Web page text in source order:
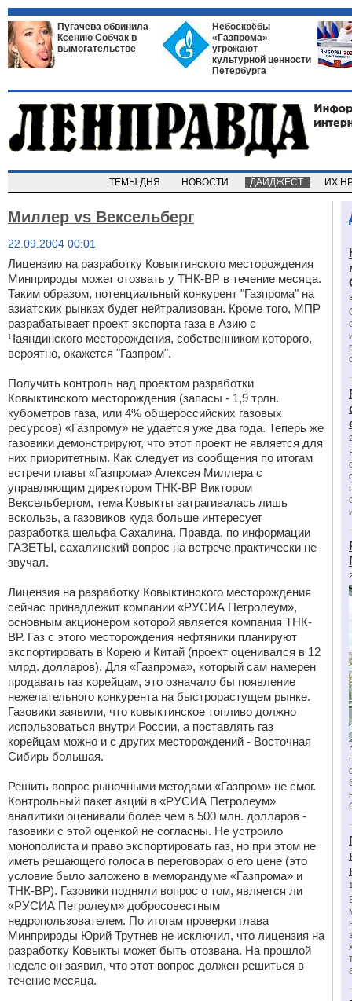
Пугачева обвинила
Ксению Собчак в
вымогательстве
Небоскрёбы
«Газпрома»
угрожают
культурной ценности
Петербурга
ТЕМЫ ДНЯ НОВОСТИ ДАЙДЖЕСТ ИХ
Миллер vs Вексельберг
22.09.2004 00:01
Лицензию на разработку Ковыктинского месторождения
Минприроды может отозвать у ТНК-ВР в течение месяца.
Таким образом, потенциальный конкурент "Газпрома" на
азиатских рынках будет нейтрализован. Кроме того, МПР
разрабатывает проект экспорта газа в Азию с
Чаяндинского месторождения, собственником которого,
вероятно, окажется "Газпром".
Получить контроль над проектом разработки
Ковыктинского месторождения (запасы - 1,9 трлн.
кубометров газа, или 4% общероссийских газовых
ресурсов) «Газпрому» не удается уже два года. Теперь же
газовики демонстрируют, что этот проект не является для
них приоритетным. Как следует из сообщения по итогам
встречи главы «Газпрома» Алексея Миллера с
управляющим директором ТНК-ВР Виктором
Вексельбергом, тема Ковыкты затрагивалась лишь
вскользь, а газовиков куда больше интересует
разработка шельфа Сахалина. Правда, по информации
ГАЗЕТЫ, сахалинский вопрос на встрече практически не
звучал.
Лицензия на разработку Ковыктинского месторождения
сейчас принадлежит компании «РУСИА Петролеум»,
основным акционером которой является компания ТНК-
ВР. Газ с этого месторождения нефтяники планируют
экспортировать в Корею и Китай (проект оценивался в 12
млрд. долларов). Для «Газпрома», который сам намерен
продавать газ корейцам, это означало бы появление
нежелательного конкурента на быстрорастущем рынке.
Газовики заявили, что ковыктинское топливо должно
использоваться внутри России, а поставлять газ
корейцам можно и с других месторождений - Восточная
Сибирь большая.
Решить вопрос рыночными методами «Газпром» не смог.
Контрольный пакет акций в «РУСИА Петролеум»
аналитики оценивали более чем в 500 млн. долларов -
газовики с этой оценкой не согласны. Не устроило
монополиста и право экспортировать газ, но при этом не
иметь решающего голоса в переговорах о его цене (это
условие было заложено в меморандуме «Газпрома» и
ТНК-ВР). Газовики подняли вопрос о том, является ли
«РУСИА Петролеум» добросовестным
недропользователем. По итогам проверки глава
Минприроды Юрий Трутнев не исключил, что лицензия на
разработку Ковыкты может быть отозвана. На прошлой
неделе он заявил, что этот вопрос должен решиться в
течение месяца.